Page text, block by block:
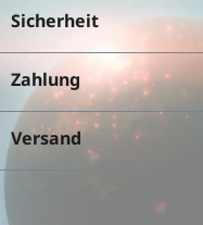
Sicherheit
Zahlung
Versand